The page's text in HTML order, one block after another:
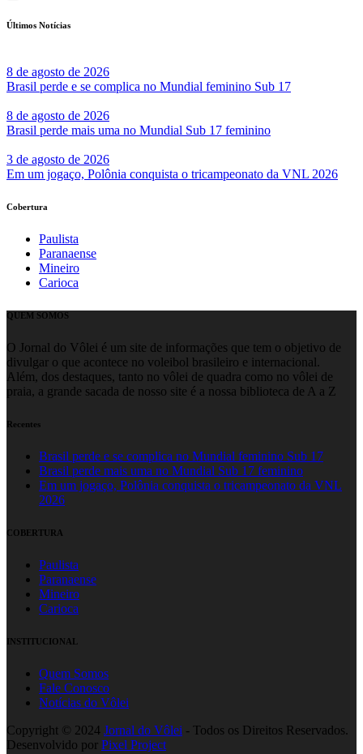
Últimos Notícias
8 de agosto de 2026
Brasil perde e se complica no Mundial feminino Sub 17
8 de agosto de 2026
Brasil perde mais uma no Mundial Sub 17 feminino
3 de agosto de 2026
Em um jogaço, Polônia conquista o tricampeonato da VNL 2026
Cobertura
Paulista
Paranaense
Mineiro
Carioca
QUEM SOMOS
O Jornal do Vôlei é um site de informações que tem o objetivo de
divulgar o que acontece no voleibol brasileiro e internacional.
Além, dos destaques, tanto no vôlei de quadra como no vôlei de
praia, a grande sacada de nosso site é a nossa biblioteca de A a Z
Recentes
Brasil perde e se complica no Mundial feminino Sub 17
Brasil perde mais uma no Mundial Sub 17 feminino
Em um jogaço, Polônia conquista o tricampeonato da VNL
2026
COBERTURA
Paulista
Paranaense
Mineiro
Carioca
INSTITUCIONAL
Quem Somos
Fale Conosco
Notícias do Vôlei
Copyright © 2024 Jornal do Vôlei - Todos os Direitos Reservados.
Desenvolvido por Pixel Project